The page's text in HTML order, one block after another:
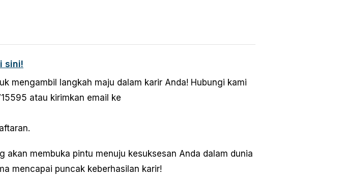
sini!
mengambil langkah maju dalam karir Anda! Hubungi kami
atau kirimkan email ke
akan membuka pintu menuju kesuksesan Anda dalam dunia
mencapai puncak keberhasilan karir!